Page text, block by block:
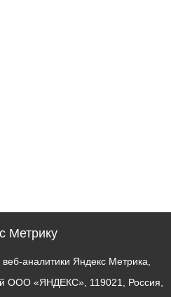
Метрику
аналитики Яндекс Метрика,
ООО «ЯНДЕКС», 119021, Россия,